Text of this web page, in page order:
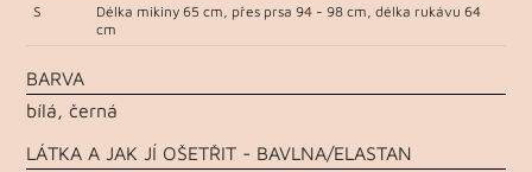
S
Délka mikiny 65 cm, přes prsa 94 - 98 cm, délka rukávu 64
cm
BARVA
bílá, černá
LÁTKA A JAK JÍ OŠETŘIT - BAVLNA/ELASTAN